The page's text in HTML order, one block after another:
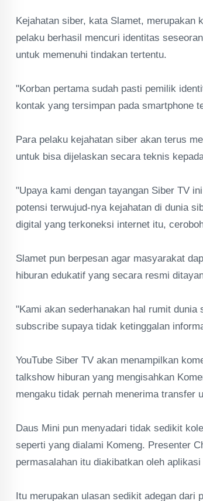
Kejahatan siber, kata Slamet, merupakan
pelaku berhasil mencuri identitas
untuk memenuhi tindakan tertentu.
"Korban pertama sudah pasti pemilik
kontak yang tersimpan pada smartphone
Para pelaku kejahatan siber akan terus
untuk bisa dijelaskan secara teknis
"Upaya kami dengan tayangan Siber TV
potensi terwujud-nya kejahatan di dunia
digital yang terkoneksi internet itu,
Slamet pun berpesan agar masyarakat
hiburan edukatif yang secara resmi
"Kami akan sederhanakan hal rumit
subscribe supaya tidak ketinggalan
YouTube Siber TV akan menampilkan
talkshow hiburan yang mengisahkan
mengaku tidak pernah menerima transfer
Daus Mini pun menyadari tidak sedikit
seperti yang dialami Komeng. Presenter
permasalahan itu diakibatkan oleh
Itu merupakan ulasan sedikit adegan dari